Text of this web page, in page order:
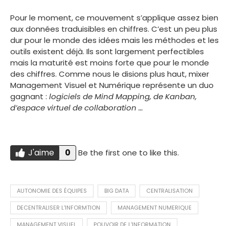
Pour le moment, ce mouvement s’applique assez bien
aux données traduisibles en chiffres. C’est un peu plus
dur pour le monde des idées mais les méthodes et les
outils existent déjà. Ils sont largement perfectibles
mais la maturité est moins forte que pour le monde
des chiffres. Comme nous le disions plus haut, mixer
Management Visuel et Numérique représente un duo
gagnant : logiciels de Mind Mapping, de Kanban,
d’espace virtuel de collaboration …
Do you like this? J'AIME
J'aime 0 Be the first one to like this.
AUTONOMIE DES ÉQUIPES BIG DATA CENTRALISATION
DECENTRALISER L'INFORMTION MANAGEMENT NUMERIQUE
MANAGEMENT VISUEL POUVOIR DE L'INFORMATION